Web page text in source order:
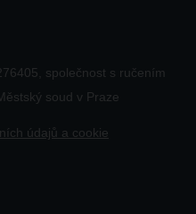
společnost s ručením
soud v Praze
údajů a cookie